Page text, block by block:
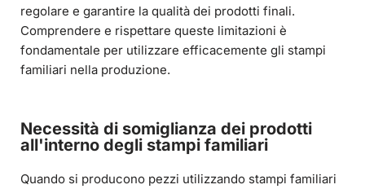
regolare e garantire la qualità dei prodotti finali.
Comprendere e rispettare queste limitazioni è
fondamentale per utilizzare efficacemente gli stampi
familiari nella produzione.
Necessità di somiglianza dei prodotti
all'interno degli stampi familiari
Quando si producono pezzi utilizzando stampi familiari